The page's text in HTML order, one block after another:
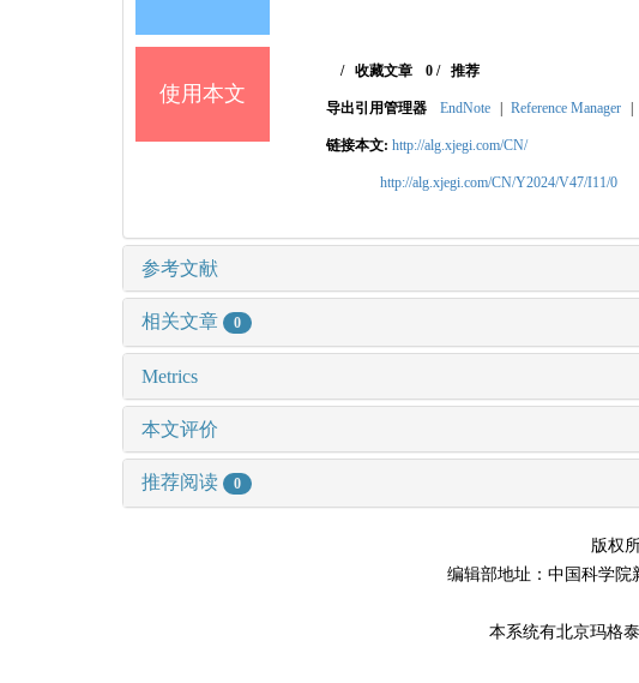
使用本文
/收藏文章 0/ 推荐
导出引用管理器 EndNote | Reference Manager |
链接本文: http://alg.xjegi.com/CN/
http://alg.xjegi.com/CN/Y2024/V47/I11/0
参考文献
相关文章 0
Metrics
本文评价
推荐阅读 0
版权
编辑部地址：中国科学院
本系统有北京玛格